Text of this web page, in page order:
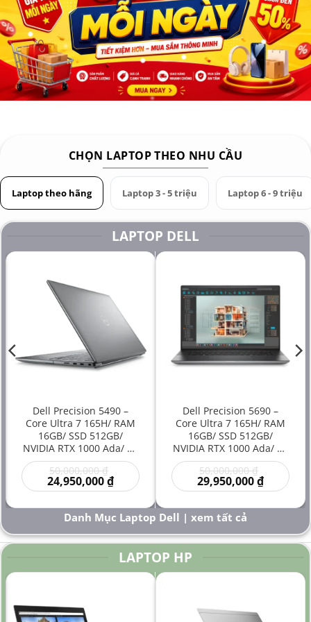
7380 xịn xò với giá tốt nhất.
CHỌN LAPTOP THEO NHU CẦU
Laptop theo hãng Laptop 3 - 5 triệu Laptop 6 - 9 triệu
LAPTOP DELL
Dell Precision 5490 –
Core Ultra 7 165H/ RAM
16GB/ SSD 512GB/
NVIDIA RTX 1000 Ada/ 14
inch – Laptop
Workstation Đồ Họa Siêu
Gọn Hiệu Năng Cao Giá
50,000,000₫
gốc
là:
50,000,000 ₫.
24,950,000₫Giá
hiện
là:
24,950,000 ₫.
Dell Precision 5690 –
Core Ultra 7 165H/ RAM
16GB/ SSD 512GB/
NVIDIA RTX 1000 Ada/ 16
inch – Laptop
Workstation Cao Cấp Đồ
Họa Kỹ Thuật Sáng Tạo
50,000,000₫
gốc
là:
29,950,000₫Giá
hiện
là:
₫.
Danh Mục Laptop Dell | xem tất cả
LAPTOP HP